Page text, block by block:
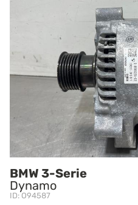
BMW 3-Serie
Dynamo
ID: O94587